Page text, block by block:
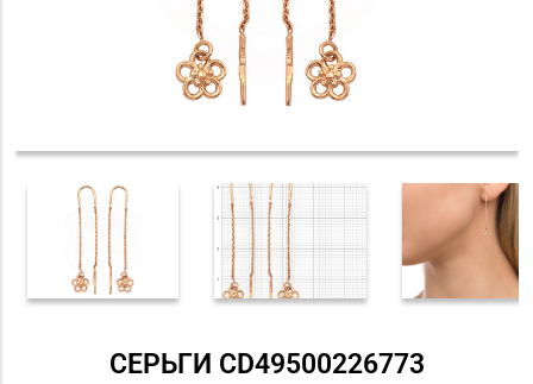
СЕРЬГИ СD49500226773